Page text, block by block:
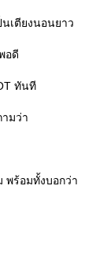
เตียงนอนยาว
อดี
ทันที
มว่า
พร้อมทั้งบอกว่า